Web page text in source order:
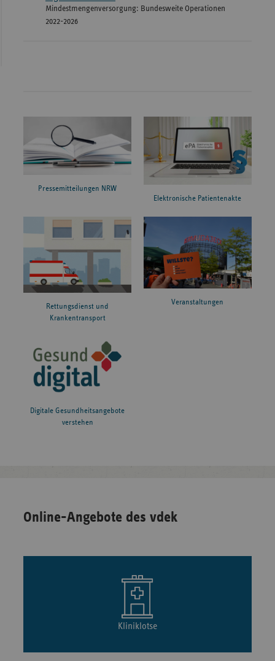
Mindestmengenversorgung: Bundesweite Operationen
2022-2026
Pressemitteilungen NRW
Elektronische Patientenakte
Rettungsdienst und
Krankentransport
Veranstaltungen
Digitale Gesundheitsangebote
verstehen
Online-Angebote des vdek
Kliniklotse